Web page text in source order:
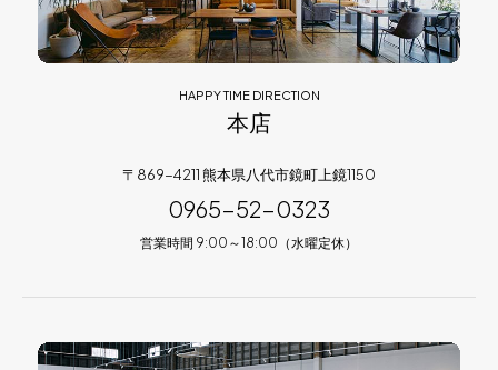
HAPPY TIME DIRECTION
本店
〒869-4211 熊本県八代市鏡町上鏡1150
0965-52-0323
営業時間 9:00～18:00（水曜定休）